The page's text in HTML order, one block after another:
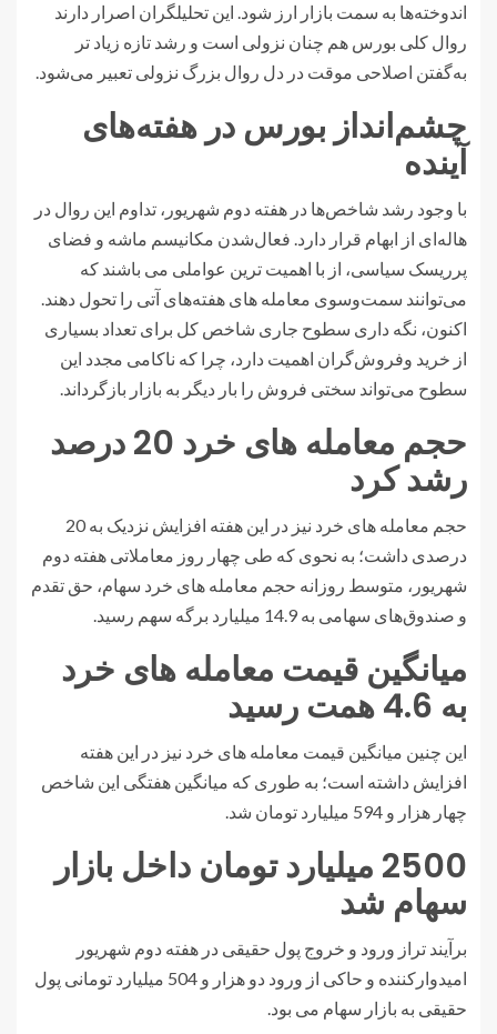
اندوخته‌ها به سمت بازار ارز شود. این تحلیلگران اصرار دارند
روال کلی بورس هم چنان نزولی است و رشد تازه زیاد تر
به‌گفتن اصلاحی موقت در دل روال بزرگ نزولی تعبیر می‌شود.
چشم‌انداز بورس در هفته‌های
آینده
با وجود رشد شاخص‌ها در هفته دوم شهریور، تداوم این روال در
هاله‌ای از ابهام قرار دارد. فعال‌شدن مکانیسم ماشه و فضای
پرریسک سیاسی، از با اهمیت ترین عواملی می باشند که
می‌توانند سمت‌وسوی معامله های هفته‌های آتی را تحول دهند.
اکنون، نگه داری سطوح جاری شاخص کل برای تعداد بسیاری
از خرید وفروش‌گران اهمیت دارد، چرا که ناکامی مجدد این
سطوح می‌تواند سختی فروش را بار دیگر به بازار بازگرداند.
حجم معامله های خرد 20 درصد
رشد کرد
حجم معامله های خرد نیز در این هفته افزایش نزدیک به 20
درصدی داشت؛ به نحوی که طی چهار روز معاملاتی هفته دوم
شهریور، متوسط روزانه حجم معامله های خرد سهام، حق تقدم
و صندوق‌های سهامی به 14.9 میلیارد برگه سهم رسید.
میانگین قیمت معامله های خرد
به 4.6 همت رسید
این چنین میانگین قیمت معامله های خرد نیز در این هفته
افزایش داشته است؛ به طوری که میانگین هفتگی این شاخص
چهار هزار و 594 میلیارد تومان شد.
2500 میلیارد تومان داخل بازار
سهام شد
برآیند تراز ورود و خروج پول حقیقی در هفته دوم شهریور
امیدوارکننده و حاکی از ورود دو هزار و 504 میلیارد تومانی پول
حقیقی به بازار سهام می بود.